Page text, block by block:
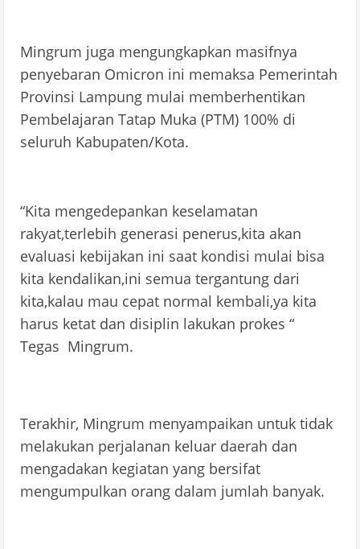
Mingrum juga mengungkapkan masifnya
penyebaran Omicron ini memaksa Pemerintah
Provinsi Lampung mulai memberhentikan
Pembelajaran Tatap Muka (PTM) 100% di
seluruh Kabupaten/Kota.
“Kita mengedepankan keselamatan
rakyat,terlebih generasi penerus,kita akan
evaluasi kebijakan ini saat kondisi mulai bisa
kita kendalikan,ini semua tergantung dari
kita,kalau mau cepat normal kembali,ya kita
harus ketat dan disiplin lakukan prokes “
Tegas Mingrum.
Terakhir, Mingrum menyampaikan untuk tidak
melakukan perjalanan keluar daerah dan
mengadakan kegiatan yang bersifat
mengumpulkan orang dalam jumlah banyak.